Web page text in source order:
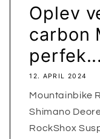
Oplev
carbon
perfek...
12. APRIL 2024
Mountainbike
Shimano
RockShox